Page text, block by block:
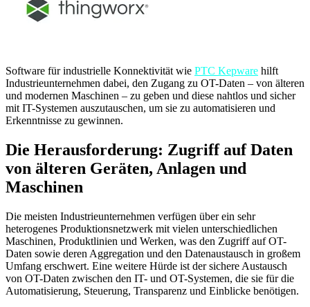
Software für industrielle Konnektivität wie PTC Kepware hilft
Industrieunternehmen dabei, den Zugang zu OT-Daten – von älteren
und modernen Maschinen – zu geben und diese nahtlos und sicher
mit IT-Systemen auszutauschen, um sie zu automatisieren und
Erkenntnisse zu gewinnen.
Die Herausforderung: Zugriff auf Daten
von älteren Geräten, Anlagen und
Maschinen
Die meisten Industrieunternehmen verfügen über ein sehr
heterogenes Produktionsnetzwerk mit vielen unterschiedlichen
Maschinen, Produktlinien und Werken, was den Zugriff auf OT-
Daten sowie deren Aggregation und den Datenaustausch in großem
Umfang erschwert. Eine weitere Hürde ist der sichere Austausch
von OT-Daten zwischen den IT- und OT-Systemen, die sie für die
Automatisierung, Steuerung, Transparenz und Einblicke benötigen.